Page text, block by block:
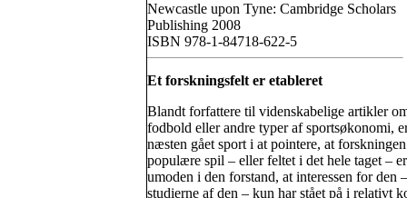
Newcastle upon Tyne: Cambridge Scholars
Publishing 2008
ISBN 978-1-84718-622-5
Et forskningsfelt er etableret
Blandt forfattere til videnskabelige artikler
fodbold eller andre typer af sportsøkonomi,
næsten gået sport i at pointere, at
populære spil – eller feltet i det hele taget – er
umoden i den forstand, at interessen for den
studierne af den – kun har stået på i relativt